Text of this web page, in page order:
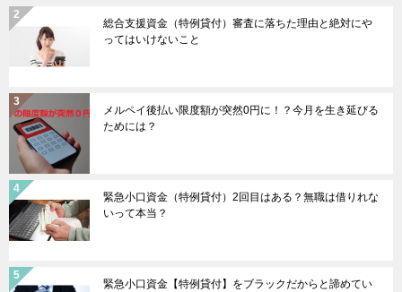
総合支援資金（特例貸付）審査に落ちた理由と絶対にや
ってはいけないこと
メルペイ後払い限度額が突然0円に！？今月を生き延びる
ためには？
緊急小口資金（特例貸付）2回目はある？無職は借りれな
いって本当？
緊急小口資金【特例貸付】をブラックだからと諦めてい